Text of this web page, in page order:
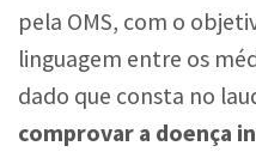
pela OMS, com o
linguagem entre os
dado que consta no
comprovar a doença